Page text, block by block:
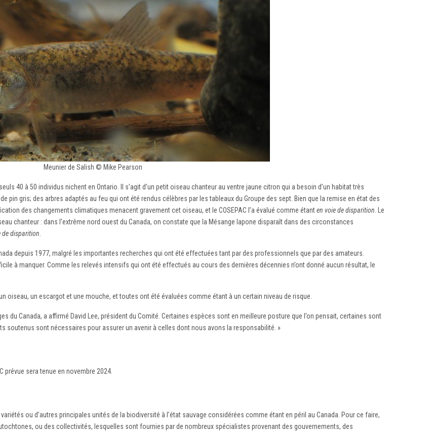
Meunier de Salish © Mike Pearson
40 à 50 individus nichent en Ontario. Il s’agit d’un petit oiseau chanteur au ventre jaune citron qui a besoin d’un habitat très
pin gris; des arbres adaptés au feu qui ont été rendus célèbres par les tableaux du Groupe des sept. Bien que la remise en état des
des changements climatiques menacent gravement cet oiseau, et le COSEPAC l’a évalué comme étanten voie de disparition . Le
chanteur : dans l’extrême nord ouest du Canada, on constate que la Mésange lapone disparaît dans des circonstances
de disparition
depuis 1977, malgré les importantes recherches qui ont été effectuées tant par des professionnels que par des amateurs.
à manquer. Comme les relevés intensifs qui ont été effectués au cours des dernières décennies n’ont donné aucun résultat, le
oiseau, un escargot et une mouche, et toutes ont été évaluées comme étant à un certain niveau de risque.
du Canada, a affirmé David Lee, président du Comité. Certaines espèces sont en meilleure posture que l’on pensait, certaines sont
soutenus sont nécessaires pour assurer un avenir à celles dont nous avons la responsabilité. »
prévue sera tenue en novembre 2024.
ou d’autres principales unités de la biodiversité à l’état sauvage considérées comme étant en péril au Canada. Pour ce faire,
ou des collectivités, lesquelles sont fournies par de nombreux spécialistes provenant des gouvernements, des